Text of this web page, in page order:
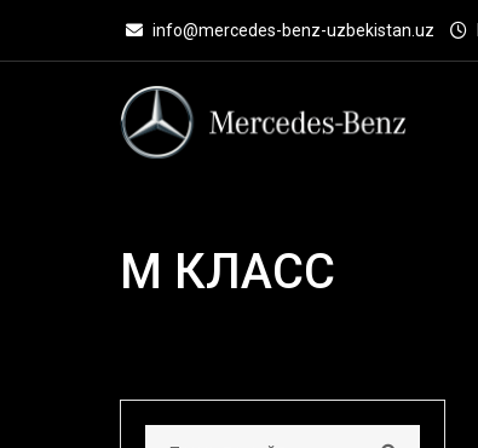
info@mercedes-benz-uzbekistan.uz
M КЛАСС